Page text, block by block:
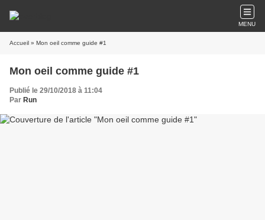
MENU
Accueil » Mon oeil comme guide #1
Mon oeil comme guide #1
Publié le 29/10/2018 à 11:04
Par Run